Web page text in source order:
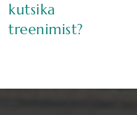
kutsika
treenimist?